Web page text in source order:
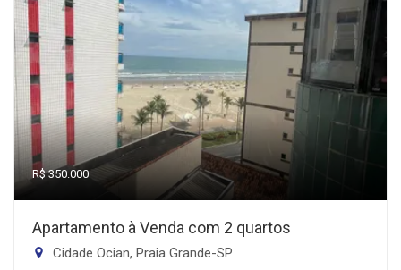
R$ 350.000
Apartamento à Venda com 2 quartos
Cidade Ocian, Praia Grande-SP